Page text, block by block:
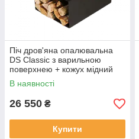
Піч дров'яна опалювальна
DS Classic з варильною
поверхнею + кожух мідний
В наявності
26 550 ₴
Купити